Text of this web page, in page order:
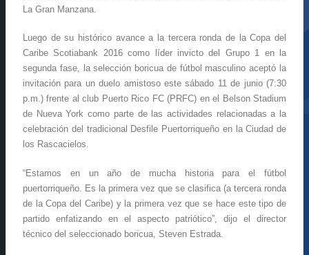
La Gran Manzana.
Luego de su histórico avance a la tercera ronda de la Copa del
Caribe Scotiabank 2016 como líder invicto del Grupo 1 en la
segunda fase, la selección boricua de fútbol masculino aceptó la
invitación para un duelo amistoso este sábado 11 de junio (7:30
p.m.) frente al club Puerto Rico FC (PRFC) en el Belson Stadium
de Nueva York como parte de las actividades relacionadas a la
celebración del tradicional Desfile Puertorriqueño en la Ciudad de
los Rascacielos.
“Estamos en un año de mucha historia para el fútbol
puertorriqueño. Es la primera vez que se clasifica (a tercera ronda
de la Copa del Caribe) y la primera vez que se hace este tipo de
partido enfatizando en el aspecto patriótico”, dijo el director
técnico del seleccionado boricua, Steven Estrada.